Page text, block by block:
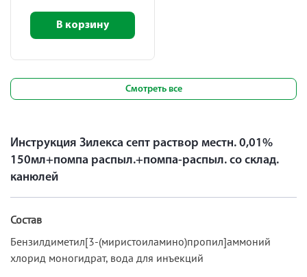
В корзину
Смотреть все
Инструкция Зилекса септ раствор местн. 0,01%
150мл+помпа распыл.+помпа-распыл. со склад.
канюлей
Состав
Бензилдиметил[3-(миристоиламино)пропил]аммоний
хлорид моногидрат, вода для инъекций